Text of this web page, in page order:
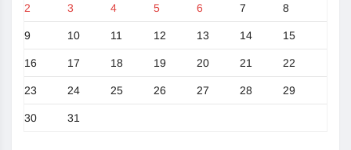
2 3 4 5 6 7 8
9 10 11 12 13 14 15
16 17 18 19 20 21 22
23 24 25 26 27 28 29
30 31